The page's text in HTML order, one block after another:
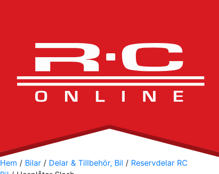
Hem / Bilar / Delar & Tillbehör, Bil / Reservdelar RC